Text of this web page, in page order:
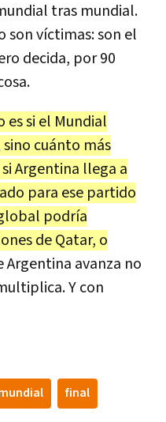
tras mundial.
son víctimas: son el
decida, por 90
si el Mundial
cuánto más
Argentina llega a
para ese partido
podría
de Qatar, o
Argentina avanza no
Y con
final